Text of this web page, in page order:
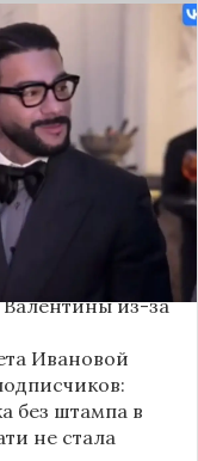
рэпера Тимати,
вопрос о
стала
слухов о
не
уже
себе
Валентины из-за
Ивановой
без штампа в
не стала